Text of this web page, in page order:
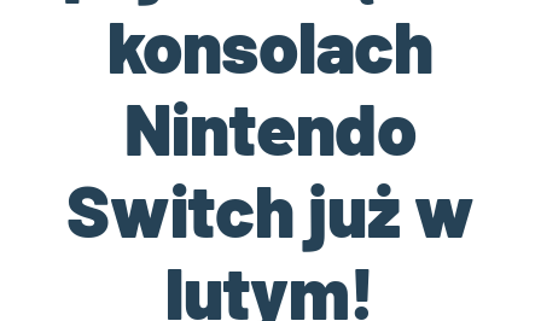
konsolach
Nintendo
Switch już w
lutym!